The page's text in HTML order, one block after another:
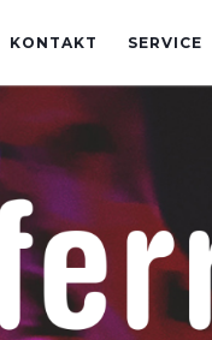
KONTAKT SERVICE